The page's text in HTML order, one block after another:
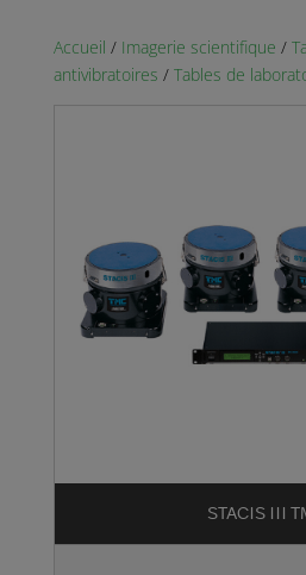
Accueil / Imagerie scientifique /
antivibratoires / Tables de
STACIS III